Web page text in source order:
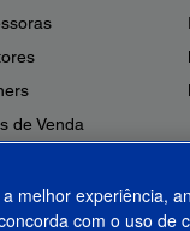
de Venda
Produtos
de Segurança
melhor experiência,
com o uso